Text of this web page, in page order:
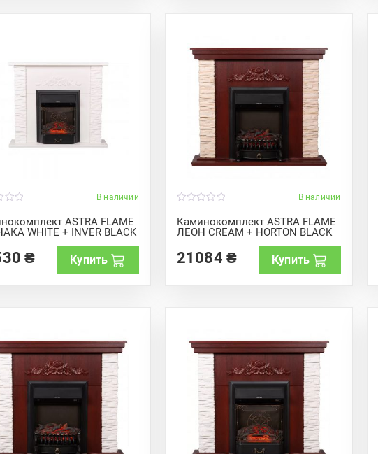
В наличии
ASTRA FLAME
WHITE + INVER BLACK
₴ Купить
В наличии
Каминокомплект ASTRA FLAME
ЛЕОН CREAM + HORTON BLACK
o
u
t
f
5
21084 ₴ Купить